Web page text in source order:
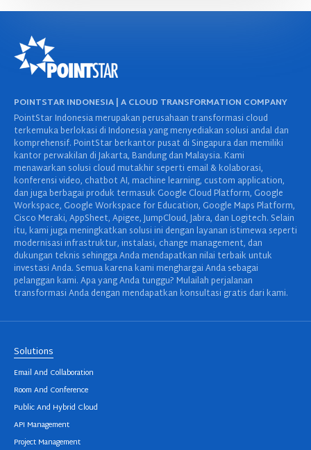
POINTSTAR INDONESIA | A CLOUD TRANSFORMATION COMPANY
PointStar Indonesia merupakan perusahaan transformasi cloud
terkemuka berlokasi di Indonesia yang menyediakan solusi andal dan
komprehensif. PointStar berkantor pusat di Singapura dan memiliki
kantor perwakilan di Jakarta, Bandung dan Malaysia. Kami
menawarkan solusi cloud mutakhir seperti email & kolaborasi,
konferensi video, chatbot AI, machine learning, custom application,
dan juga berbagai produk termasuk Google Cloud Platform, Google
Workspace, Google Workspace for Education, Google Maps Platform,
Cisco Meraki, AppSheet, Apigee, JumpCloud, Jabra, dan Logitech. Selain
itu, kami juga meningkatkan solusi ini dengan layanan istimewa seperti
modernisasi infrastruktur, instalasi, change management, dan
dukungan teknis sehingga Anda mendapatkan nilai terbaik untuk
investasi Anda. Semua karena kami menghargai Anda sebagai
pelanggan kami. Apa yang Anda tunggu? Mulailah perjalanan
transformasi Anda dengan mendapatkan konsultasi gratis dari kami.
Solutions
Email And Collaboration
Room And Conference
Public And Hybrid Cloud
API Management
Project Management